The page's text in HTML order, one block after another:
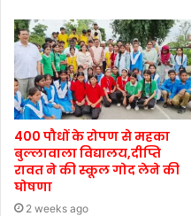
400 पौधों के रोपण से महका
बुल्लावाला विद्यालय,दीप्ति
रावत ने की स्कूल गोद लेने की
घोषणा
2 weeks ago